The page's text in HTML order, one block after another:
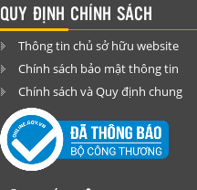
QUY ĐỊNH CHÍNH SÁCH
Thông tin chủ sở hữu website
Chính sách bảo mật thông tin
Chính sách và Quy định chung